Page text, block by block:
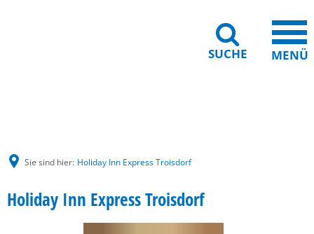
SUCHE MENÜ
Sie sind hier: Holiday Inn Express Troisdorf
Holiday Inn Express Troisdorf